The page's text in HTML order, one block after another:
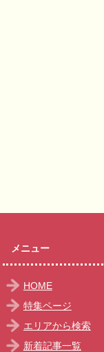
メニュー
HOME
特集ページ
エリアから検索
新着記事一覧